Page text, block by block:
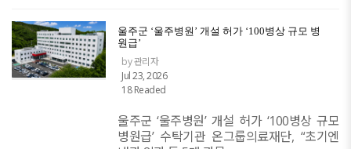
​울주군 ‘울주병원’ 개설 허가 ‘100병상 규모 병
원급’
by 관리자
Jul 23, 2026
18 Readed
울주군 ‘울주병원’ 개설 허가 ‘100병상 규모
병원급’ 수탁기관 온그룹의료재단, “초기엔